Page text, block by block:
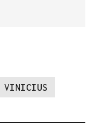
VINICIUS